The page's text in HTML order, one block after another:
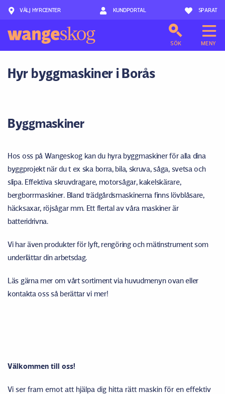
Hoppa till innehåll
VÄLJ HYRCENTER KUNDPORTAL SPARAT
SÖK MENY
Hyr byggmaskiner i Borås
Byggmaskiner
Hos oss på Wangeskog kan du hyra byggmaskiner för alla dina
byggprojekt när du t ex ska borra, bila, skruva, såga, svetsa och
slipa. Effektiva skruvdragare, motorsågar, kakelskärare,
bergborrmaskiner. Bland trädgårdsmaskinerna finns lövblåsare,
häcksaxar, röjsågar mm. Ett flertal av våra maskiner är
batteridrivna.
Vi har även produkter för lyft, rengöring och mätinstrument som
underlättar din arbetsdag.
Läs gärna mer om vårt sortiment via huvudmenyn ovan eller
kontakta oss så berättar vi mer!
Välkommen till oss!
Vi ser fram emot att hjälpa dig hitta rätt maskin för en effektiv